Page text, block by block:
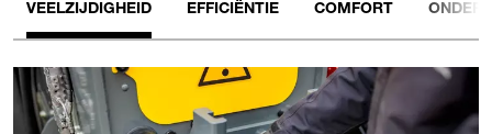
VEELZIJDIGHEID EFFICIËNTIE COMFORT